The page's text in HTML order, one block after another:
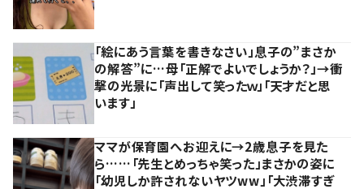
「絵にあう言葉を書きなさい」息子の”まさか
の解答”に…母「正解でよいでしょうか？」→衝
撃の光景に「声出して笑ったｗ」「天才だと思
います」
ママが保育園へお迎えに→2歳息子を見た
ら……「先生とめっちゃ笑った」まさかの姿に
「幼児しか許されないヤツww」「大渋滞すぎ